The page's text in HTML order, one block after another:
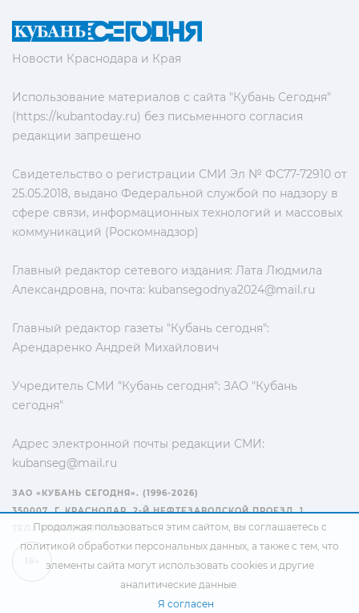
Новости Краснодара и Края
Использование материалов с сайта "Кубань Сегодня"
(https://kubantoday.ru) без письменного согласия
редакции запрещено
Свидетельство о регистрации СМИ Эл № ФС77-72910 от
25.05.2018, выдано Федеральной службой по надзору в
сфере связи, информационных технологий и массовых
коммуникаций (Роскомнадзор)
Главный редактор сетевого издания: Лата Людмила
Александровна, почта: kubansegodnya2024@mail.ru
Главный редактор газеты "Кубань сегодня":
Арендаренко Андрей Михайлович
Учредитель СМИ "Кубань сегодня": ЗАО "Кубань
сегодня"
Адрес электронной почты редакции СМИ:
kubanseg@mail.ru
ЗАО «КУБАНЬ СЕГОДНЯ». (1996-2026)
350007, Г. КРАСНОДАР, 2-Й НЕФТЕЗАВОДСКОЙ ПРОЕЗД, 1
ТЕЛ.: +7(861) 267-15-15
Продолжая пользоваться этим сайтом, вы соглашаетесь с
политикой обработки персональных данных, а также с тем, что
элементы сайта могут использовать cookies и другие
аналитические данные.
Я согласен